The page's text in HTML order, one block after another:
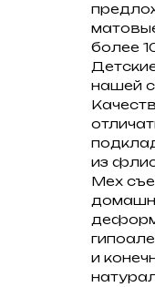
более
нашей
из
Мех
и